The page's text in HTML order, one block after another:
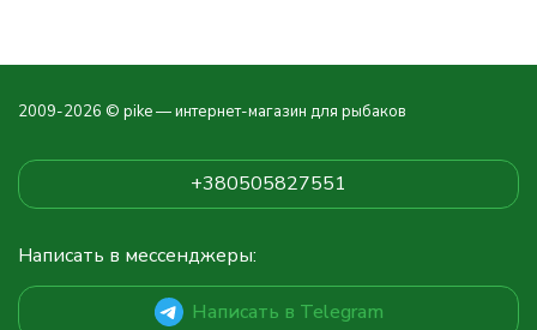
2009-2026 © pike — интернет-магазин для рыбаков
+380505827551
Написать в мессенджеры:
Написать в Telegram